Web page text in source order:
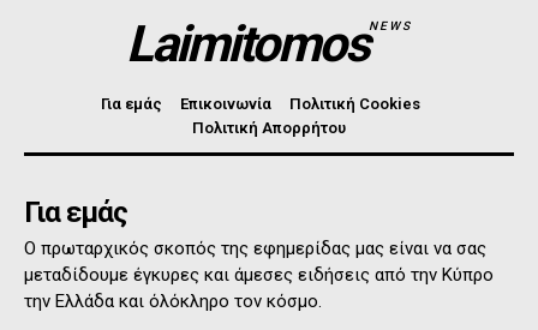
LaimitomosNEWS
Για εμάς Επικοινωνία
Πολιτική Cookies
Πολιτική Απορρήτου
Για εμάς
Ο πρωταρχικός σκοπός της εφημερίδας μας είναι να σας
μεταδίδουμε έγκυρες και άμεσες ειδήσεις από την Κύπρο
την Ελλάδα και όλόκληρο τον κόσμο.